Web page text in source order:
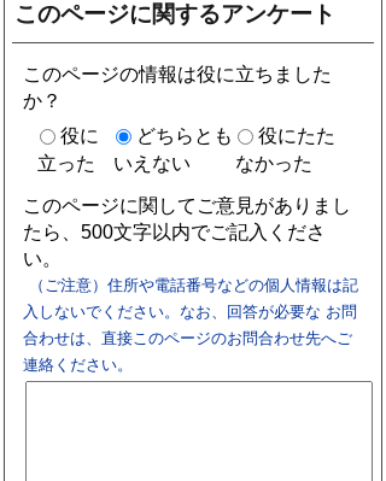
このページに関するアンケート
このページの情報は役に立ちました
か？
役に
立った
どちらとも
いえない
役にたた
なかった
このページに関してご意見がありまし
たら、500文字以内でご記入くださ
い。
（ご注意）住所や電話番号などの個人情報は記
入しないでください。なお、回答が必要な お問
合わせは、直接このページのお問合わせ先へご
連絡ください。